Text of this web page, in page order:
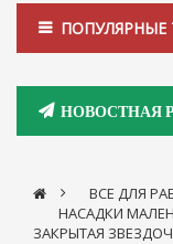
ПОПУЛЯРНЫЕ
НОВОСТНАЯ
> ВСЕ ДЛЯ
НАСАДКИ
ЗАКРЫТАЯ